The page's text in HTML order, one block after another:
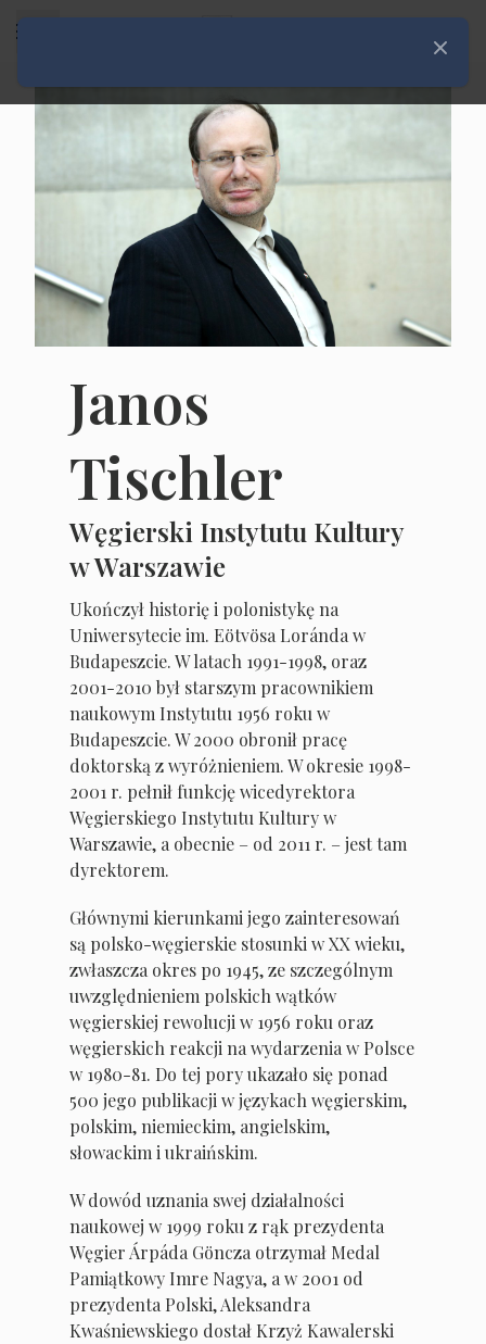
Janos
Tischler
Węgierski Instytutu Kultury
w Warszawie
Ukończył historię i polonistykę na
Uniwersytecie im. Eötvösa Loránda w
Budapeszcie. W latach 1991-1998, oraz
2001-2010 był starszym pracownikiem
naukowym Instytutu 1956 roku w
Budapeszcie. W 2000 obronił pracę
doktorską z wyróżnieniem. W okresie 1998-
2001 r. pełnił funkcję wicedyrektora
Węgierskiego Instytutu Kultury w
Warszawie, a obecnie – od 2011 r. – jest tam
dyrektorem.
Głównymi kierunkami jego zainteresowań
są polsko-węgierskie stosunki w XX wieku,
zwłaszcza okres po 1945, ze szczególnym
uwzględnieniem polskich wątków
węgierskiej rewolucji w 1956 roku oraz
węgierskich reakcji na wydarzenia w Polsce
w 1980-81. Do tej pory ukazało się ponad
500 jego publikacji w językach węgierskim,
polskim, niemieckim, angielskim,
słowackim i ukraińskim.
W dowód uznania swej działalności
naukowej w 1999 roku z rąk prezydenta
Węgier Árpáda Göncza otrzymał Medal
Pamiątkowy Imre Nagya, a w 2001 od
prezydenta Polski, Aleksandra
Kwaśniewskiego dostał Krzyż Kawalerski
Zamknij